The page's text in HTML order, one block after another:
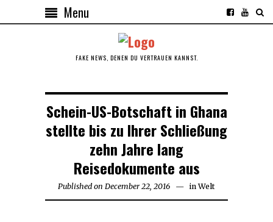
Menu
FAKE NEWS, DENEN DU VERTRAUEN KANNST.
Schein-US-Botschaft in Ghana
stellte bis zu Ihrer Schließung
zehn Jahre lang
Reisedokumente aus
Published on December 22, 2016 in Welt